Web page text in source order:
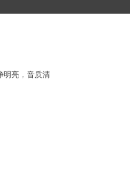
明亮，音质清